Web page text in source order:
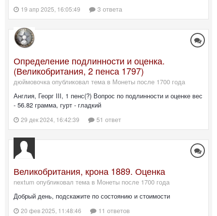
19 апр 2025, 16:05:49 3 ответа
Определение подлинности и оценка.
(Великобритания, 2 пенса 1797)
дюймовочка опубликовал тема в Монеты после 1700 года
Англия, Георг III, 1 пенс(?) Вопрос по подлинности и оценке вес
- 56.82 грамма, гурт - гладкий
29 дек 2024, 16:42:39 51 ответ
Великобритания, крона 1889. Оценка
nextum опубликовал тема в Монеты после 1700 года
Добрый день, подскажите по состоянию и стоимости
20 фев 2025, 11:48:46 11 ответов